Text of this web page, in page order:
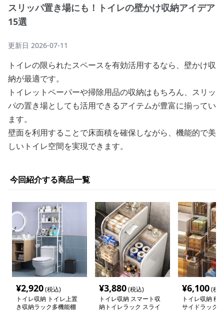
スリッパ置き場にも！トイレの壁かけ収納アイデア
15選
更新日 2026-07-11
トイレの限られたスペースを有効活用するなら、壁かけ収
納が最適です。
トイレットペーパーや掃除用品の収納はもちろん、スリッ
パの置き場としても活用できるアイテムが豊富に揃ってい
ます。
壁面を利用することで床面積を確保しながら、機能的で美
しいトイレ空間を実現できます。
今回紹介する商品一覧
¥2,920(税込)
トイレ収納 トイレ上置
き収納ラック多機能棚
¥3,880(税込)
トイレ収納 スマート収
納トイレラック スライ
¥6,100(税
トイレ収納 積
サイドラック